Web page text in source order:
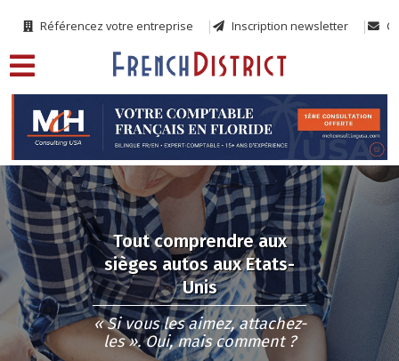
Référencez votre entreprise Inscription newsletter
Tout comprendre aux
sièges autos aux Etats-
Unis
« Si vous les aimez, attachez-
les ». Oui, mais comment ?